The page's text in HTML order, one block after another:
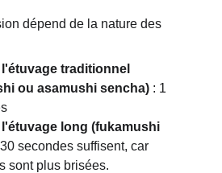
dépend de la nature des
traditionnel
ou asamushi sencha) : 1
long (fukamushi
secondes suffisent, car
sont plus brisées.